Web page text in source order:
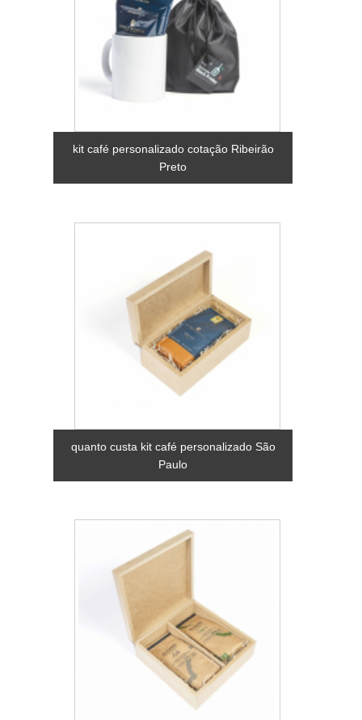
kit café personalizado cotação Ribeirão
Preto
quanto custa kit café personalizado São
Paulo